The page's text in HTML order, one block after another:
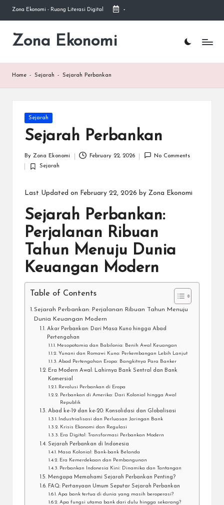
Skip
content
Zona Ekonomi - Ruang Literasi Digital -
Zona Ekonomi
Ruang
Home - Sejarah - Sejarah Perbankan
Posted
Sejarah
Sejarah Perbankan
by
By Zona Ekonomi February 22, 2026 No Comments
Posted
Sejarah
Last Updated on February 22, 2026 by Zona Ekonomi
Sejarah Perbankan:
Perjalanan Ribuan
Tahun Menuju Dunia
Keuangan Modern
Table of Contents
Sejarah Perbankan: Perjalanan Ribuan Tahun Menuju
Dunia Keuangan Modern
Akar Perbankan: Dari Masa Kuno hingga Abad
Pertengahan
Mesopotamia dan Babilonia: Benih Awal Keuangan
Yunani dan Romawi Kuno: Perkembangan Lebih Lanjut
Abad Pertengahan Eropa: Bangkitnya Para Banker
Era Modern Awal: Lahirnya Bank Sentral dan Bank
Komersial
Revolusi Perbankan di Eropa
Perbankan di Amerika: Dari Kolonial hingga Awal
Republik
Abad ke-19 dan ke-20: Konsolidasi dan Globalisasi
Industrialisasi dan Perluasan Jaringan Bank
Krisis Ekonomi dan Regulasi
Era Digital: Transformasi Perbankan Modern
Sejarah Perbankan di Indonesia
Masa Kolonial: Bank-bank Belanda
Era Kemerdekaan dan Pembangunan
Perbankan Indonesia Kini: Dinamika dan Tantangan
Mengapa Memahami Sejarah Perbankan Penting?
FAQ: Pertanyaan Umum Seputar Sejarah Perbankan
Apa bank tertua di dunia yang masih beroperasi?
Apa fungsi utama bank dari dulu hingga sekarang?